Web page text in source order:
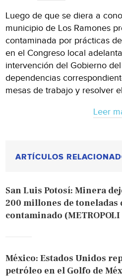
Luego de que se diera a
municipio de Los Ramones
contaminada por prácticas
en el Congreso local
intervención del Gobierno
dependencias
mesas de trabajo y resolver
Leer
ARTÍCULOS
San Luis Potosí: Minera
200 millones de toneladas
contaminado (METROPOLI
México: Estados Unidos
petróleo en el Golfo de